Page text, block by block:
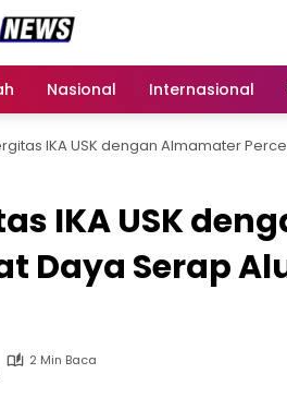
Nasional Internasional
IKA USK dengan Almamater
IKA USK
Daya Serap
2 Min Baca